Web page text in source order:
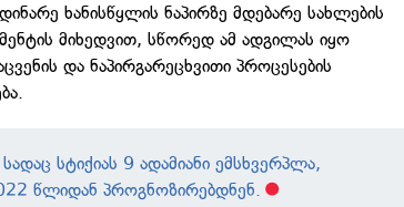
ხანისწყლის ნაპირზე მდებარე სახლების
მიხედვით, სწორედ ამ ადგილას იყო
და ნაპირგარეცხვითი პროცესების
სტიქიას 9 ადამიანი ემსხვერპლა,
წლიდან პროგნოზირებდნენ.